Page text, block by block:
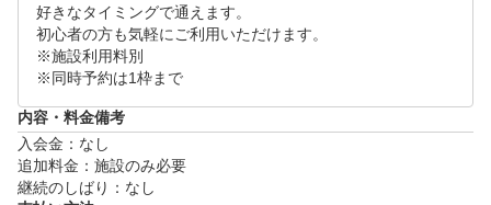
好きなタイミングで通えます。
初心者の方も気軽にご利用いただけます。
※施設利用料別
※同時予約は1枠まで
内容・料金備考
入会金：なし
追加料金：施設のみ必要
継続のしばり：なし